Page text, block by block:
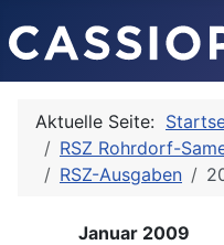
Aktuelle Seite:
RSZ Rohrdorf-
RSZ-Ausgaben
Januar 2009